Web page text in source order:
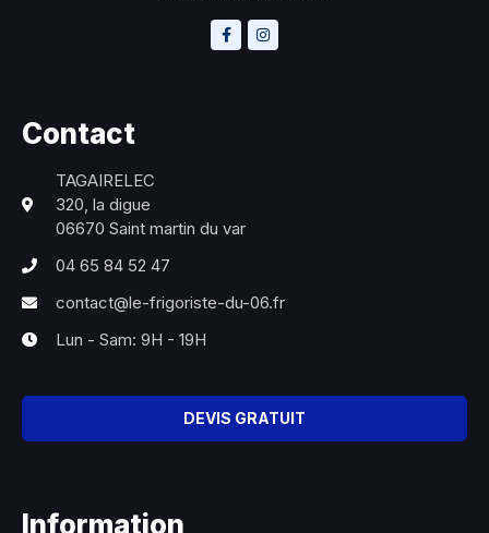
Contact
TAGAIRELEC
320, la digue
06670 Saint martin du var
04 65 84 52 47
contact@le-frigoriste-du-06.fr
Lun - Sam: 9H - 19H
DEVIS GRATUIT
Information